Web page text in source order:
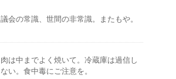
議会の常識、世間の非常識。またもや。
肉は中までよく焼いて。冷蔵庫は過信し
ない。食中毒にご注意を。